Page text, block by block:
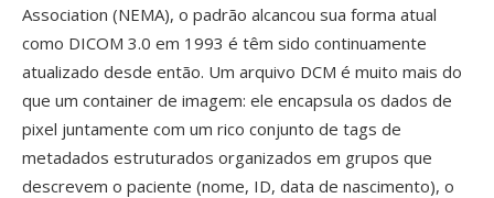
Association (NEMA), o padrão alcancou sua forma atual
como DICOM 3.0 em 1993 é têm sido continuamente
atualizado desde então. Um arquivo DCM é muito mais do
que um container de imagem: ele encapsula os dados de
pixel juntamente com um rico conjunto de tags de
metadados estruturados organizados em grupos que
descrevem o paciente (nome, ID, data de nascimento), o